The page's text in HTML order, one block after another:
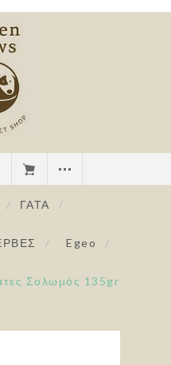
/ ΓΑΤΑ /
/ Egeo /
Σολωμός 135gr